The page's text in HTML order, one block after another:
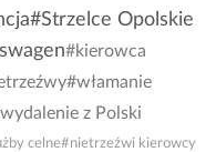
#Strzelce Opolskie
#kierowca
#włamanie
z Polski
celne#nietrzeźwi kierowcy